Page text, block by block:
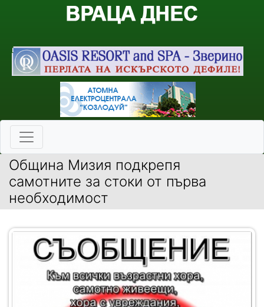
Община Мизия подкрепя
самотните за стоки от първа
необходимост